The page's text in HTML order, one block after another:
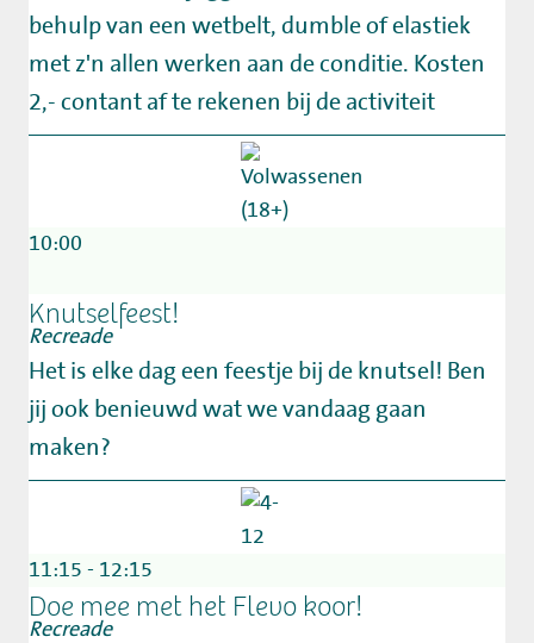
behulp van een wetbelt, dumble of elastiek
met z'n allen werken aan de conditie. Kosten
2,- contant af te rekenen bij de activiteit
10:00
Knutselfeest!
Recreade
Het is elke dag een feestje bij de knutsel! Ben
jij ook benieuwd wat we vandaag gaan
maken?
11:15 - 12:15
Doe mee met het Flevo koor!
Recreade